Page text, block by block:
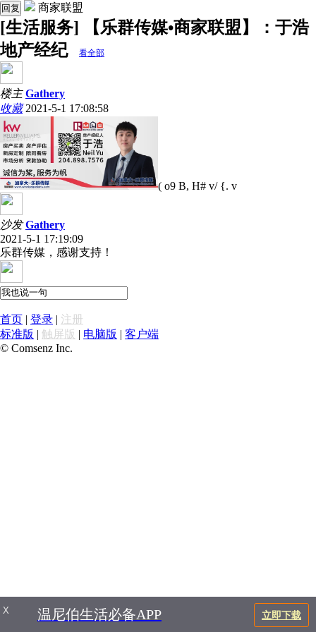
回复 商家联盟
[生活服务] 【乐群传媒•商家联盟】：于浩
地产经纪
看全部
楼主 Gathery
收藏2021-5-1 17:08:58
( o9 B, H# v/ {. v
沙发 Gathery
2021-5-1 17:19:09
乐群传媒，感谢支持！
首页 | 登录 | 注册
标准版 | 触屏版 | 电脑版 | 客户端
© Comsenz Inc.
X 温尼伯生活必备APP 立即下载